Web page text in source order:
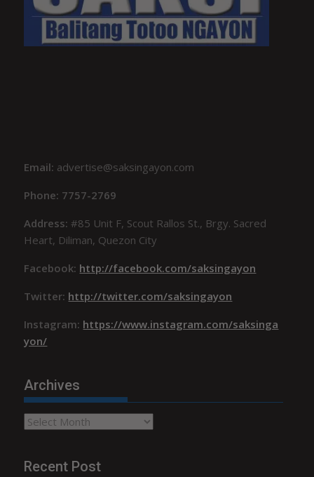
Email: advertise@saksingayon.com
Phone: 7757-2769
Address:#85 Unit F, Scout Rallos St., Brgy. Sacred
Heart, Diliman, Quezon City
Facebook: http://facebook.com/saksingayon
Twitter: http://twitter.com/saksingayon
Instagram: https://www.instagram.com/saksinga
yon/
Archives
Archives
Recent Post